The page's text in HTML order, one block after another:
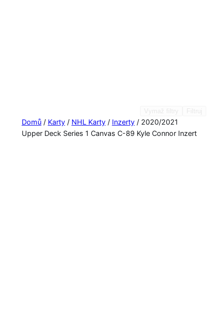
Domů/ Karty/ NHL Karty/ Inzerty/ 2020/2021
Upper Deck Series 1 Canvas C-89 Kyle Connor Inzert